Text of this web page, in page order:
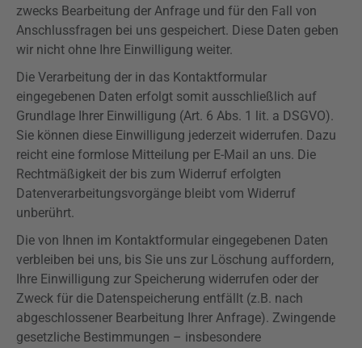
zwecks Bearbeitung der Anfrage und für den Fall von
Anschlussfragen bei uns gespeichert. Diese Daten geben
wir nicht ohne Ihre Einwilligung weiter.
Die Verarbeitung der in das Kontaktformular
eingegebenen Daten erfolgt somit ausschließlich auf
Grundlage Ihrer Einwilligung (Art. 6 Abs. 1 lit. a DSGVO).
Sie können diese Einwilligung jederzeit widerrufen. Dazu
reicht eine formlose Mitteilung per E-Mail an uns. Die
Rechtmäßigkeit der bis zum Widerruf erfolgten
Datenverarbeitungsvorgänge bleibt vom Widerruf
unberührt.
Die von Ihnen im Kontaktformular eingegebenen Daten
verbleiben bei uns, bis Sie uns zur Löschung auffordern,
Ihre Einwilligung zur Speicherung widerrufen oder der
Zweck für die Datenspeicherung entfällt (z.B. nach
abgeschlossener Bearbeitung Ihrer Anfrage). Zwingende
gesetzliche Bestimmungen – insbesondere